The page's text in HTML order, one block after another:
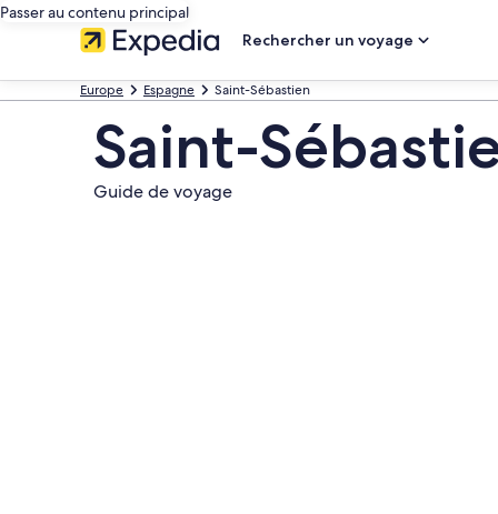
Passer au contenu principal
Rechercher un voyage
Europe Espagne Saint-Sébastien
Saint-
Guide de voyage